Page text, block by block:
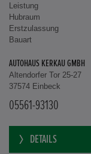
Leistung
Hubraum
Erstzulassung
Bauart
AUTOHAUS KERKAU GMBH
Altendorfer Tor 25-27
37574 Einbeck
05561-93130
DETAILS